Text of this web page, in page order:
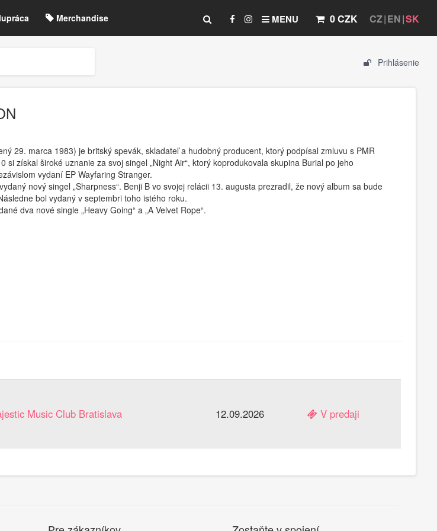
CZ EN SK
0 CZK
MENU
Merchandise
Prihlásenie
29. marca 1983) je britský spevák, skladateľ a hudobný producent, ktorý podpísal zmluvu s PMR
si získal široké uznanie za svoj singel „Night Air“, ktorý koprodukovala skupina Burial po jeho
vydaní EP Wayfaring Stranger.
nový singel „Sharpness“. Benji B vo svojej relácii 13. augusta prezradil, že nový album sa bude
bol vydaný v septembri toho istého roku.
dva nové single „Heavy Going“ a „A Velvet Rope“.
Music Club Bratislava 12.09.2026 V predaji